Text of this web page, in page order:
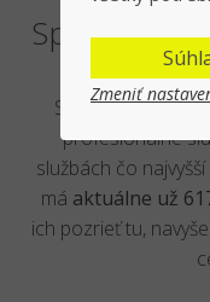
Spokojní
Sme veľmi radi,
profesiónálne
službách čo
má aktuálne už
ich pozrieť tu,
Zmeniť